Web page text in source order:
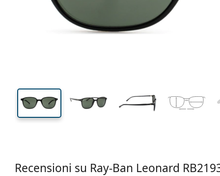
40 mm
Altezza lente
51 mm
Diametro lente (Calibro)
Recensioni su Ray-Ban Leonard